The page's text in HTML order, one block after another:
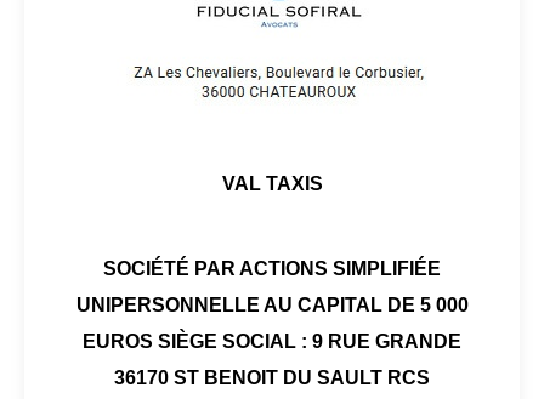
VAL TAXIS
SOCIÉTÉ PAR ACTIONS SIMPLIFIÉE
UNIPERSONNELLE AU CAPITAL DE 5 000
EUROS SIÈGE SOCIAL : 9 RUE GRANDE
36170 ST BENOIT DU SAULT RCS